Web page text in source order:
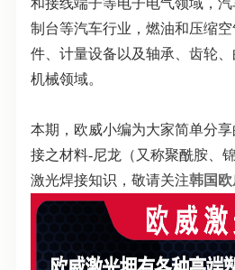
和接线端子等电子电气领域，
制台等汽车行业，燃油和压缩
件、计量设备以及轴承、齿轮
机械领域。
本期，欧威小编为大家简单分
接之材料-尼龙（又称聚酰胺、
激光焊接知识，敬请关注韩国